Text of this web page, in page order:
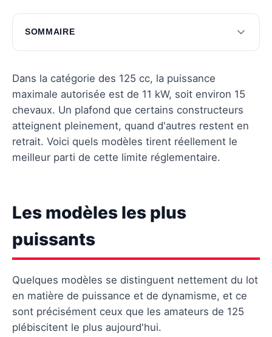
SOMMAIRE
Les modèles les plus puissants
Comparaison des caractéristiques
Choisir le bon modèle
Questions fréquentes
Dans la catégorie des 125 cc, la puissance
maximale autorisée est de 11 kW, soit environ 15
chevaux. Un plafond que certains constructeurs
atteignent pleinement, quand d'autres restent en
retrait. Voici quels modèles tirent réellement le
meilleur parti de cette limite réglementaire.
Les modèles les plus
puissants
Quelques modèles se distinguent nettement du lot
en matière de puissance et de dynamisme, et ce
sont précisément ceux que les amateurs de 125
plébiscitent le plus aujourd'hui.